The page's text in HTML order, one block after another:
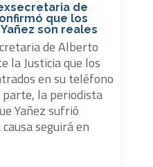
de
que los
son reales
de Alberto
la Justicia que los
en su teléfono
parte, la periodista
Yañez sufrió
seguirá en